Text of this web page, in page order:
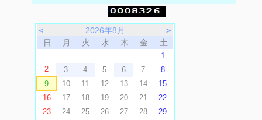
＜ 2026年8月
＞
日
月 火 水 木 金 土
1
2
3 4 5 6 7
8
9
10 11 12 13 14
15
16
17 18 19 20 21
22
23
24 25 26 27 28
29